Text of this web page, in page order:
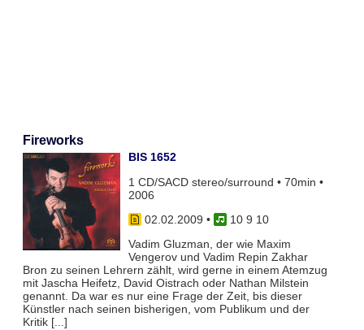
Fireworks
BIS 1652
1 CD/SACD stereo/surround • 70min •
2006
02.02.2009 •
10 9 10
Vadim Gluzman, der wie Maxim
Vengerov und Vadim Repin Zakhar
Bron zu seinen Lehrern zählt, wird gerne in einem Atemzug
mit Jascha Heifetz, David Oistrach oder Nathan Milstein
genannt. Da war es nur eine Frage der Zeit, bis dieser
Künstler nach seinen bisherigen, vom Publikum und der
Kritik [...]